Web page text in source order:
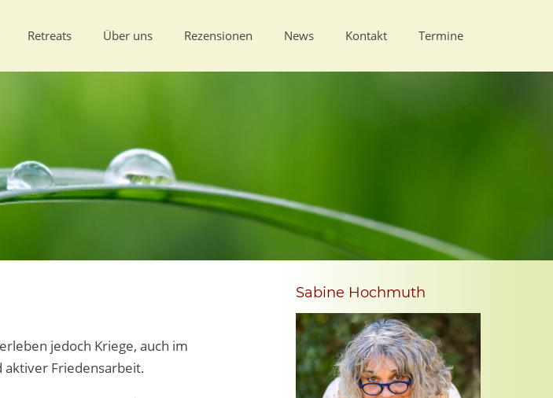
Retreats Über uns Rezensionen News Kontakt Termine
jedoch Kriege, auch im
aktiver Friedensarbeit.
Sabine Hochmuth